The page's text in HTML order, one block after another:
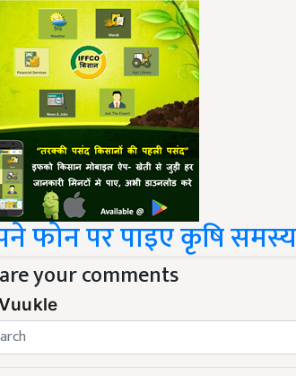
फोन पर पाइए कृषि
your comments